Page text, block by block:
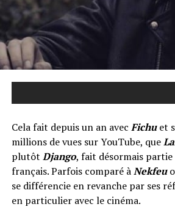
Cela fait depuis un an avec Fichuet
millions de vues sur YouTube, que
plutôt Django, fait désormais partie
français. Parfois comparé àNekfeu
se différencie en revanche par ses
en particulier avec le cinéma.